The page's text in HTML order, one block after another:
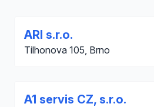
ARI s.r.o.
Tilhonova 105, Brno
A1 servis CZ, s.r.o.